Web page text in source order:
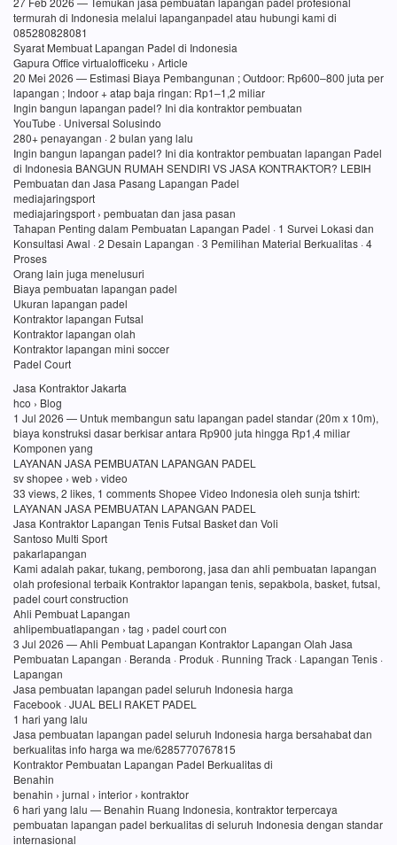
termurah di Indonesia melalui lapanganpadel atau hubungi kami di
085280828081
Syarat Membuat Lapangan Padel di Indonesia
Gapura Office virtualofficeku › Article
20 Mei 2026 — Estimasi Biaya Pembangunan ; Outdoor: Rp600–800 juta per
lapangan ; Indoor + atap baja ringan: Rp1–1,2 miliar
Ingin bangun lapangan padel? Ini dia kontraktor pembuatan
YouTube · Universal Solusindo
280+ penayangan · 2 bulan yang lalu
Ingin bangun lapangan padel? Ini dia kontraktor pembuatan lapangan Padel
di Indonesia BANGUN RUMAH SENDIRI VS JASA KONTRAKTOR? LEBIH
Pembuatan dan Jasa Pasang Lapangan Padel
mediajaringsport
mediajaringsport › pembuatan dan jasa pasan
Tahapan Penting dalam Pembuatan Lapangan Padel · 1 Survei Lokasi dan
Konsultasi Awal · 2 Desain Lapangan · 3 Pemilihan Material Berkualitas · 4
Proses
Orang lain juga menelusuri
Biaya pembuatan lapangan padel
Ukuran lapangan padel
Kontraktor lapangan Futsal
Kontraktor lapangan olah
Kontraktor lapangan mini soccer
Padel Court
Jasa Kontraktor Jakarta
hco › Blog
1 Jul 2026 — Untuk membangun satu lapangan padel standar (20m x 10m),
biaya konstruksi dasar berkisar antara Rp900 juta hingga Rp1,4 miliar
Komponen yang
LAYANAN JASA PEMBUATAN LAPANGAN PADEL
sv shopee › web › video
33 views, 2 likes, 1 comments Shopee Video Indonesia oleh sunja tshirt:
LAYANAN JASA PEMBUATAN LAPANGAN PADEL
Jasa Kontraktor Lapangan Tenis Futsal Basket dan Voli
Santoso Multi Sport
pakarlapangan
Kami adalah pakar, tukang, pemborong, jasa dan ahli pembuatan lapangan
olah profesional terbaik Kontraktor lapangan tenis, sepakbola, basket, futsal,
padel court construction
Ahli Pembuat Lapangan
ahlipembuatlapangan › tag › padel court con
3 Jul 2026 — Ahli Pembuat Lapangan Kontraktor Lapangan Olah Jasa
Pembuatan Lapangan · Beranda · Produk · Running Track · Lapangan Tenis ·
Lapangan
Jasa pembuatan lapangan padel seluruh Indonesia harga
Facebook · JUAL BELI RAKET PADEL
1 hari yang lalu
Jasa pembuatan lapangan padel seluruh Indonesia harga bersahabat dan
berkualitas info harga wa me/6285770767815
Kontraktor Pembuatan Lapangan Padel Berkualitas di
Benahin
benahin › jurnal › interior › kontraktor
6 hari yang lalu — Benahin Ruang Indonesia, kontraktor terpercaya
pembuatan lapangan padel berkualitas di seluruh Indonesia dengan standar
internasional